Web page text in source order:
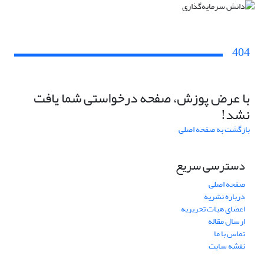
404
با عرض پوزش، صفحه درخواستی شما یافت
نشد!
بازگشت به صفحه اصلی
دسترسی سریع
صفحه اصلی
درباره نشریه
اعضای هیات تحریریه
ارسال مقاله
تماس با ما
نقشه سایت